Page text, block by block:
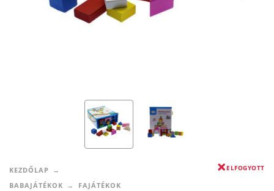
KEZDŐLAP
BABAJÁTÉKOK
FAJÁTÉKOK
ELFOGYOTT